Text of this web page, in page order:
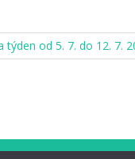
od 5. 7. do 12. 7.